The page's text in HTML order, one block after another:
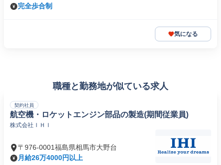
完全歩合制
気になる
職種と勤務地が似ている求人
契約社員
航空機・ロケットエンジン部品の製造(期間従業員)
株式会社ＩＨＩ
〒976-0001福島県相馬市大野台
月給26万4000円以上